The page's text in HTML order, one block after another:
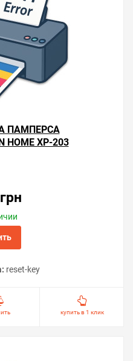
ПАМПЕРСА
HOME XP-203
reset-key
купить в 1 клик